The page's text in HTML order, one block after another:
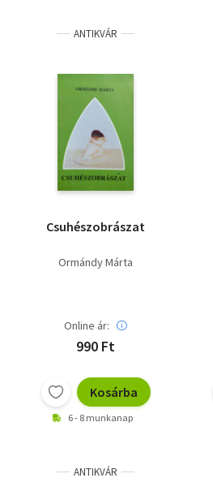
ANTIKVÁR
Csuhészobrászat
Ormándy Márta
Online ár:
990 Ft
Kosárba
6 - 8 munkanap
ANTIKVÁR